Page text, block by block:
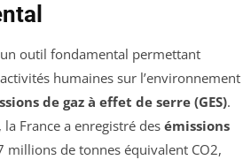
outil fondamental permettant
humaines sur l’environnement
de gaz à effet de serre (GES).
France a enregistré des émissions
millions de tonnes équivalent CO2,